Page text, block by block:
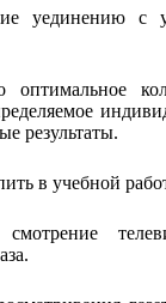
уединению с
результаты.
в учебной